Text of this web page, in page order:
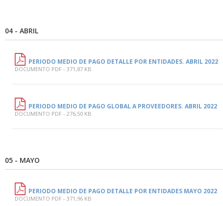
04 - ABRIL
PERIODO MEDIO DE PAGO DETALLE POR ENTIDADES. ABRIL 2022
DOCUMENTO PDF - 371,87 KB
PERIODO MEDIO DE PAGO GLOBAL A PROVEEDORES. ABRIL 2022
DOCUMENTO PDF - 276,50 KB
05 - MAYO
PERIODO MEDIO DE PAGO DETALLE POR ENTIDADES MAYO 2022
DOCUMENTO PDF - 371,96 KB